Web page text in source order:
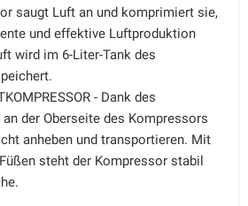
saugt Luft an und komprimiert sie,
und effektive Luftproduktion
wird im 6-Liter-Tank des
- Dank des
der Oberseite des Kompressors
anheben und transportieren. Mit
steht der Kompressor stabil